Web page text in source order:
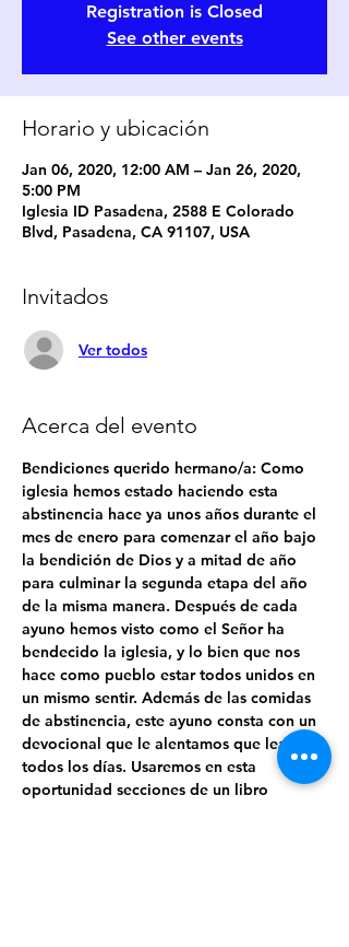
Registration is Closed
See other events
Horario y ubicación
Jan 06, 2020, 12:00 AM – Jan 26, 2020,
5:00 PM
Iglesia ID Pasadena, 2588 E Colorado
Blvd, Pasadena, CA 91107, USA
Invitados
Ver todos
Acerca del evento
Bendiciones querido hermano/a: Como
iglesia hemos estado haciendo esta
abstinencia hace ya unos años durante el
mes de enero para comenzar el año bajo
la bendición de Dios y a mitad de año
para culminar la segunda etapa del año
de la misma manera. Después de cada
ayuno hemos visto como el Señor ha
bendecido la iglesia, y lo bien que nos
hace como pueblo estar todos unidos en
un mismo sentir. Además de las comidas
de abstinencia, este ayuno consta con un
devocional que le alentamos que lea
todos los días. Usaremos en esta
oportunidad secciones de un libro